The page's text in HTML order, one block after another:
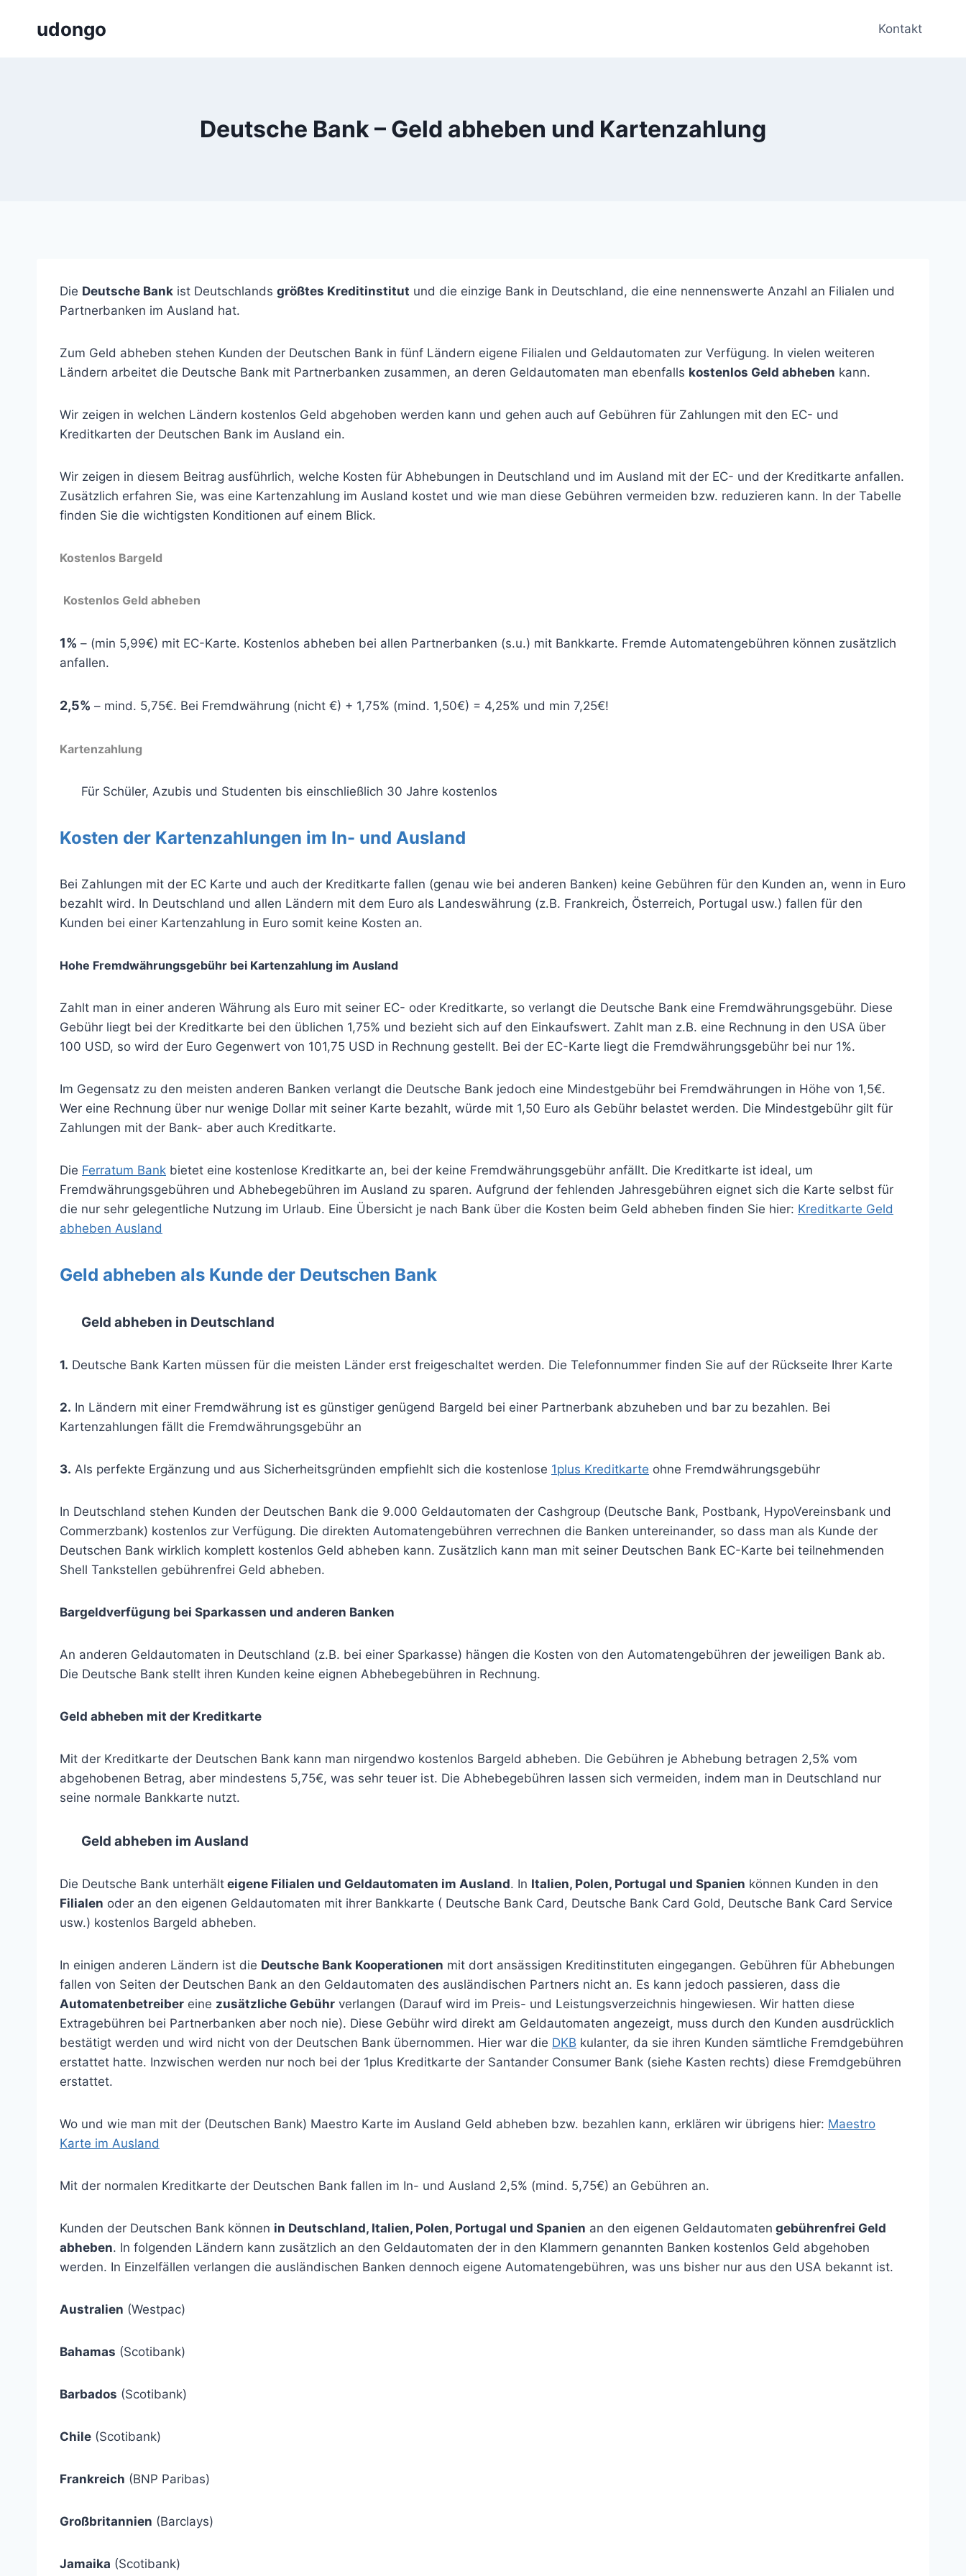
udongo Kontakt
Deutsche Bank – Geld abheben und Kartenzahlung
Die Deutsche Bank ist Deutschlands größtes Kreditinstitut und die einzige Bank in Deutschland, die eine nennenswerte Anzahl an Filialen und
Partnerbanken im Ausland hat.
Zum Geld abheben stehen Kunden der Deutschen Bank in fünf Ländern eigene Filialen und Geldautomaten zur Verfügung. In vielen weiteren
Ländern arbeitet die Deutsche Bank mit Partnerbanken zusammen, an deren Geldautomaten man ebenfalls kostenlos Geld abheben kann.
Wir zeigen in welchen Ländern kostenlos Geld abgehoben werden kann und gehen auch auf Gebühren für Zahlungen mit den EC- und
Kreditkarten der Deutschen Bank im Ausland ein.
Wir zeigen in diesem Beitrag ausführlich, welche Kosten für Abhebungen in Deutschland und im Ausland mit der EC- und der Kreditkarte anfallen.
Zusätzlich erfahren Sie, was eine Kartenzahlung im Ausland kostet und wie man diese Gebühren vermeiden bzw. reduzieren kann. In der Tabelle
finden Sie die wichtigsten Konditionen auf einem Blick.
Kostenlos Bargeld
Kostenlos Geld abheben
1% – (min 5,99€) mit EC-Karte. Kostenlos abheben bei allen Partnerbanken (s.u.) mit Bankkarte. Fremde Automatengebühren können zusätzlich
anfallen.
2,5% – mind. 5,75€. Bei Fremdwährung (nicht €) + 1,75% (mind. 1,50€) = 4,25% und min 7,25€!
Kartenzahlung
Für Schüler, Azubis und Studenten bis einschließlich 30 Jahre kostenlos
Kosten der Kartenzahlungen im In- und Ausland
Bei Zahlungen mit der EC Karte und auch der Kreditkarte fallen (genau wie bei anderen Banken) keine Gebühren für den Kunden an, wenn in Euro
bezahlt wird. In Deutschland und allen Ländern mit dem Euro als Landeswährung (z.B. Frankreich, Österreich, Portugal usw.) fallen für den
Kunden bei einer Kartenzahlung in Euro somit keine Kosten an.
Hohe Fremdwährungsgebühr bei Kartenzahlung im Ausland
Zahlt man in einer anderen Währung als Euro mit seiner EC- oder Kreditkarte, so verlangt die Deutsche Bank eine Fremdwährungsgebühr. Diese
Gebühr liegt bei der Kreditkarte bei den üblichen 1,75% und bezieht sich auf den Einkaufswert. Zahlt man z.B. eine Rechnung in den USA über
100 USD, so wird der Euro Gegenwert von 101,75 USD in Rechnung gestellt. Bei der EC-Karte liegt die Fremdwährungsgebühr bei nur 1%.
Im Gegensatz zu den meisten anderen Banken verlangt die Deutsche Bank jedoch eine Mindestgebühr bei Fremdwährungen in Höhe von 1,5€.
Wer eine Rechnung über nur wenige Dollar mit seiner Karte bezahlt, würde mit 1,50 Euro als Gebühr belastet werden. Die Mindestgebühr gilt für
Zahlungen mit der Bank- aber auch Kreditkarte.
Die Ferratum Bank bietet eine kostenlose Kreditkarte an, bei der keine Fremdwährungsgebühr anfällt. Die Kreditkarte ist ideal, um
Fremdwährungsgebühren und Abhebegebühren im Ausland zu sparen. Aufgrund der fehlenden Jahresgebühren eignet sich die Karte selbst für
die nur sehr gelegentliche Nutzung im Urlaub. Eine Übersicht je nach Bank über die Kosten beim Geld abheben finden Sie hier: Kreditkarte Geld
abheben Ausland
Geld abheben als Kunde der Deutschen Bank
Geld abheben in Deutschland
1. Deutsche Bank Karten müssen für die meisten Länder erst freigeschaltet werden. Die Telefonnummer finden Sie auf der Rückseite Ihrer Karte
2. In Ländern mit einer Fremdwährung ist es günstiger genügend Bargeld bei einer Partnerbank abzuheben und bar zu bezahlen. Bei
Kartenzahlungen fällt die Fremdwährungsgebühr an
3. Als perfekte Ergänzung und aus Sicherheitsgründen empfiehlt sich die kostenlose 1plus Kreditkarte ohne Fremdwährungsgebühr
In Deutschland stehen Kunden der Deutschen Bank die 9.000 Geldautomaten der Cashgroup (Deutsche Bank, Postbank, HypoVereinsbank und
Commerzbank) kostenlos zur Verfügung. Die direkten Automatengebühren verrechnen die Banken untereinander, so dass man als Kunde der
Deutschen Bank wirklich komplett kostenlos Geld abheben kann. Zusätzlich kann man mit seiner Deutschen Bank EC-Karte bei teilnehmenden
Shell Tankstellen gebührenfrei Geld abheben.
Bargeldverfügung bei Sparkassen und anderen Banken
An anderen Geldautomaten in Deutschland (z.B. bei einer Sparkasse) hängen die Kosten von den Automatengebühren der jeweiligen Bank ab.
Die Deutsche Bank stellt ihren Kunden keine eignen Abhebegebühren in Rechnung.
Geld abheben mit der Kreditkarte
Mit der Kreditkarte der Deutschen Bank kann man nirgendwo kostenlos Bargeld abheben. Die Gebühren je Abhebung betragen 2,5% vom
abgehobenen Betrag, aber mindestens 5,75€, was sehr teuer ist. Die Abhebegebühren lassen sich vermeiden, indem man in Deutschland nur
seine normale Bankkarte nutzt.
Geld abheben im Ausland
Die Deutsche Bank unterhält eigene Filialen und Geldautomaten im Ausland. In Italien, Polen, Portugal und Spanien können Kunden in den
Filialen oder an den eigenen Geldautomaten mit ihrer Bankkarte ( Deutsche Bank Card, Deutsche Bank Card Gold, Deutsche Bank Card Service
usw.) kostenlos Bargeld abheben.
In einigen anderen Ländern ist die Deutsche Bank Kooperationen mit dort ansässigen Kreditinstituten eingegangen. Gebühren für Abhebungen
fallen von Seiten der Deutschen Bank an den Geldautomaten des ausländischen Partners nicht an. Es kann jedoch passieren, dass die
Automatenbetreiber eine zusätzliche Gebühr verlangen (Darauf wird im Preis- und Leistungsverzeichnis hingewiesen. Wir hatten diese
Extragebühren bei Partnerbanken aber noch nie). Diese Gebühr wird direkt am Geldautomaten angezeigt, muss durch den Kunden ausdrücklich
bestätigt werden und wird nicht von der Deutschen Bank übernommen. Hier war die DKB kulanter, da sie ihren Kunden sämtliche Fremdgebühren
erstattet hatte. Inzwischen werden nur noch bei der 1plus Kreditkarte der Santander Consumer Bank (siehe Kasten rechts) diese Fremdgebühren
erstattet.
Wo und wie man mit der (Deutschen Bank) Maestro Karte im Ausland Geld abheben bzw. bezahlen kann, erklären wir übrigens hier: Maestro
Karte im Ausland
Mit der normalen Kreditkarte der Deutschen Bank fallen im In- und Ausland 2,5% (mind. 5,75€) an Gebühren an.
Kunden der Deutschen Bank können in Deutschland, Italien, Polen, Portugal und Spanien an den eigenen Geldautomaten gebührenfrei Geld
abheben. In folgenden Ländern kann zusätzlich an den Geldautomaten der in den Klammern genannten Banken kostenlos Geld abgehoben
werden. In Einzelfällen verlangen die ausländischen Banken dennoch eigene Automatengebühren, was uns bisher nur aus den USA bekannt ist.
Australien (Westpac)
Bahamas (Scotibank)
Barbados (Scotibank)
Chile (Scotibank)
Frankreich (BNP Paribas)
Großbritannien (Barclays)
Jamaika (Scotibank)